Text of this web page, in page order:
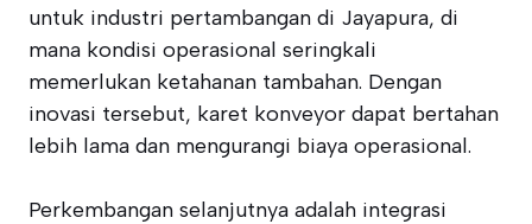
untuk industri pertambangan di Jayapura, di
mana kondisi operasional seringkali
memerlukan ketahanan tambahan. Dengan
inovasi tersebut, karet konveyor dapat bertahan
lebih lama dan mengurangi biaya operasional.
Perkembangan selanjutnya adalah integrasi